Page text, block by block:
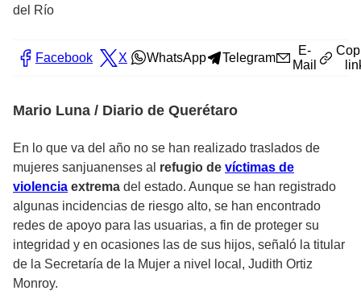
del Río
Facebook X WhatsApp Telegram
E-
Mail
Mario Luna / Diario de Querétaro
En lo que va del año no se han realizado traslados de
mujeres sanjuanenses al refugio de víctimas de
violencia extrema del estado. Aunque se han registrado
algunas incidencias de riesgo alto, se han encontrado
redes de apoyo para las usuarias, a fin de proteger su
integridad y en ocasiones las de sus hijos, señaló la titular
de la Secretaría de la Mujer a nivel local, Judith Ortiz
Monroy.